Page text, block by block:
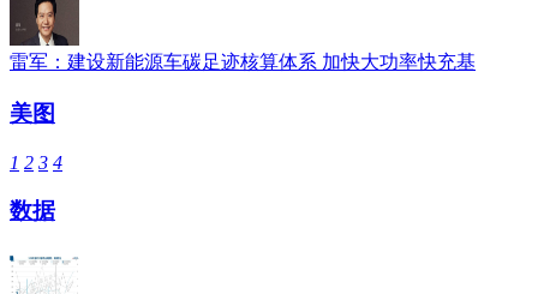
雷军：建设新能源车碳足迹核算体系 加快大功率快充基
美图
1 2 3 4
数据